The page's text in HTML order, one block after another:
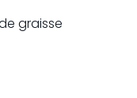
graisse